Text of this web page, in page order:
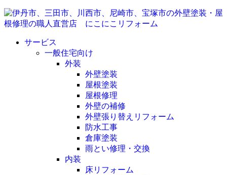
サービス
一般住宅向け
外装
外壁塗装
屋根塗装
屋根修理
外壁の補修
外壁張り替えリフォーム
防水工事
倉庫塗装
雨とい修理・交換
内装
床リフォーム